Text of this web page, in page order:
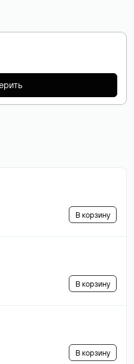
В корзину
В корзину
В корзину